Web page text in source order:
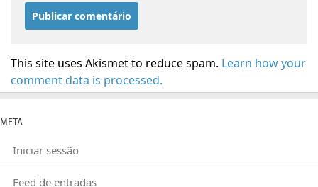
This site uses Akismet to reduce spam. Learn how your
comment data is processed.
META
Iniciar sessão
Feed de entradas